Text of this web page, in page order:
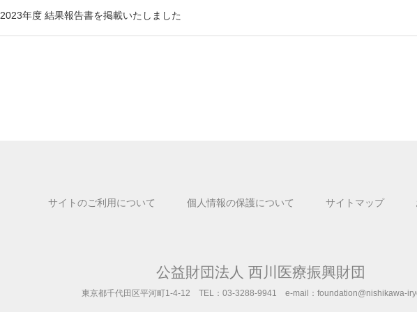
2023年度 結果報告書を掲載いたしました
サイトのご利用について 個人情報の保護について サイトマップ
公益財団法人 西川医療振興財団
東京都千代田区平河町1-4-12 TEL：03-3288-9941 e-mail：foundation@nishikawa-